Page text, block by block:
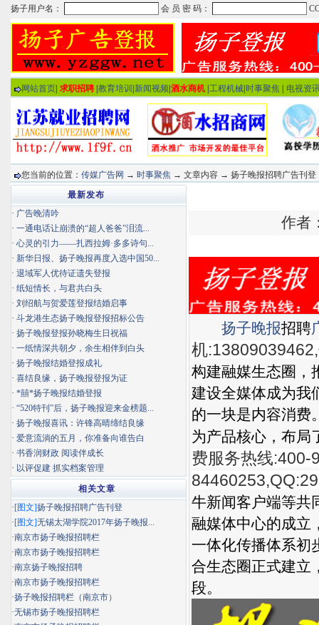
网站首页 求职招聘 教育培训 新闻视频 酒水商机 工程机械 时事聚焦 电视资
您当前的位置： 传媒广告网 → 时事聚焦 → 文章内容 → 扬子晚报招聘广告刊登
作者
扬子晚报招聘
机
构建融媒生态圈，
建设全媒体成为我
的一块是内容消费
为产品核心，布局
费服务热线:400-
牛新闻客户端等共
融媒体中心的成立
一体化传播体系初
合生态圈正式建立
段。
最新发布
· 广告晚清吟
· 一通电话让崩溃的“超人爸爸”泪流...
· 心灵的引力——扎西拉姆·多多诗句...
· 新华日报、扬子晚报再度入选中国50...
· 退域军人优待证遗失登报
· 纸短情长，与君共白头
· 刘绍航与贺爱莲登报结婚启事
· 斗龙港生态扬子晚报登报招标公告
· 扬子晚报登报孙晓梅生日祝福
· 一纸情深共朝夕，余生相伴到白头
· 扬子晚报结婚登报成礼
· 喜结良缘，扬子晚报登报为证
· *囍*扬子晚报结婚登报
· “520特刊”后，扬子晚报迎来金榜题...
· 扬子晚报喜讯：许锋高晴缔结良缘
· 爱意流淌的五月，你准备向谁告白
· 书香润财政 阅读伴成长
· 以评促建 抓实档案管理
相关文章
·[图文]扬子晚报招聘广告刊登
·[图文]无锡太湖学院2017年扬子晚报...
·南京市扬子晚报招聘栏
·南京市扬子晚报招聘栏
·南京扬子晚报招聘
·南京市扬子晚报招聘栏
·扬子晚报招聘栏（南京市）
·无锡市扬子晚报招聘栏